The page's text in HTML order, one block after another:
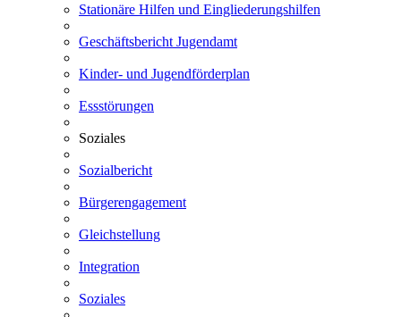
Stationäre Hilfen und Eingliederungshilfen
Geschäftsbericht Jugendamt
Kinder- und Jugendförderplan
Essstörungen
Soziales
Sozialbericht
Bürgerengagement
Gleichstellung
Integration
Soziales